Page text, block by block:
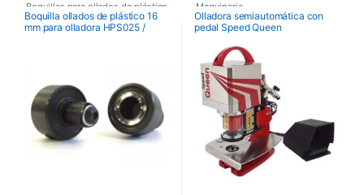
Boquillas para ollados de plástico
,Maquinaria,
Boquilla ollados de plástico 16
mm para olladora HPS025 /
Maquinaria
Maquinaria de Acabados
Olladoras,Semiautomáticas
Olladora semiautomática con
pedal Speed Queen